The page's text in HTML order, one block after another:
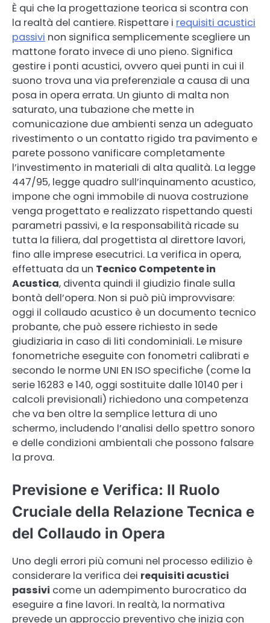
È qui che la progettazione teorica si scontra con
la realtà del cantiere. Rispettare i requisiti acustici
passivi non significa semplicemente scegliere un
mattone forato invece di uno pieno. Significa
gestire i ponti acustici, ovvero quei punti in cui il
suono trova una via preferenziale a causa di una
posa in opera errata. Un giunto di malta non
saturato, una tubazione che mette in
comunicazione due ambienti senza un adeguato
rivestimento o un contatto rigido tra pavimento e
parete possono vanificare completamente
l’investimento in materiali di alta qualità. La legge
447/95, legge quadro sull’inquinamento acustico,
impone che ogni immobile di nuova costruzione
venga progettato e realizzato rispettando questi
parametri passivi, e la responsabilità ricade su
tutta la filiera, dal progettista al direttore lavori,
fino alle imprese esecutrici. La verifica in opera,
effettuata da un Tecnico Competente in
Acustica, diventa quindi il giudizio finale sulla
bontà dell’opera. Non si può più improvvisare:
oggi il collaudo acustico è un documento tecnico
probante, che può essere richiesto in sede
giudiziaria in caso di liti condominiali. Le misure
fonometriche eseguite con fonometri calibrati e
secondo le norme UNI EN ISO specifiche (come la
serie 16283 e 140, oggi sostituite dalle 10140 per i
calcoli previsionali) richiedono una competenza
che va ben oltre la semplice lettura di uno
schermo, includendo l’analisi dello spettro sonoro
e delle condizioni ambientali che possono falsare
la prova.
Previsione e Verifica: Il Ruolo
Cruciale della Relazione Tecnica e
del Collaudo in Opera
Uno degli errori più comuni nel processo edilizio è
considerare la verifica dei requisiti acustici
passivi come un adempimento burocratico da
eseguire a fine lavori. In realtà, la normativa
prevede un approccio preventivo che inizia con